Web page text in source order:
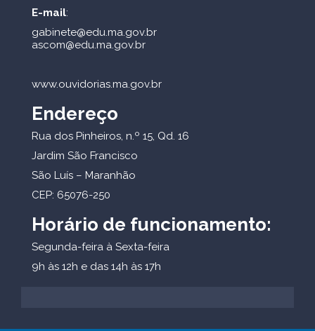
E-mail:
gabinete@edu.ma.gov.br
ascom@edu.ma.gov.br
www.ouvidorias.ma.gov.br
Endereço
Rua dos Pinheiros, n.º 15, Qd. 16
Jardim São Francisco
São Luís – Maranhão
CEP: 65076-250
Horário de funcionamento:
Segunda-feira à Sexta-feira
9h às 12h e das 14h às 17h